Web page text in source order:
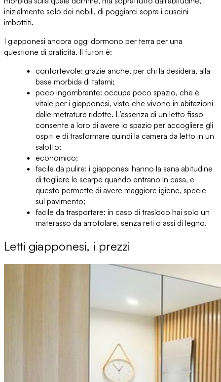
inizialmente solo dei nobili, di poggiarci sopra i cuscini
imbottiti.
I giapponesi ancora oggi dormono per terra per una
questione di praticità. Il futon è:
confortevole: grazie anche, per chi la desidera, alla
base morbida di tatami;
poco ingombrante: occupa poco spazio, che è
vitale per i giapponesi, visto che vivono in abitazioni
dalle metrature ridotte. L’assenza di un letto fisso
consente a loro di avere lo spazio per accogliere gli
ospiti e di trasformare quindi la camera da letto in un
salotto;
economico;
facile da pulire: i giapponesi hanno la sana abitudine
di togliere le scarpe quando entrano in casa, e
questo permette di avere maggiore igiene, specie
sul pavimento;
facile da trasportare: in caso di trasloco hai solo un
materasso da arrotolare, senza reti o assi di legno.
Letti giapponesi, i prezzi